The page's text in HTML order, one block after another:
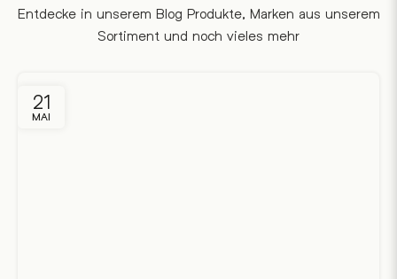
Entdecke in unserem Blog Produkte, Marken aus unserem
Sortiment und noch vieles mehr
21
MAI